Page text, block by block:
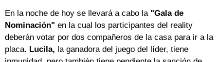
En la noche de hoy se llevará a cabo la "Gala de
Nominación" en la cual los participantes del reality
deberán votar por dos compañeros de la casa para ir a la
placa. Lucila, la ganadora del juego del líder, tiene